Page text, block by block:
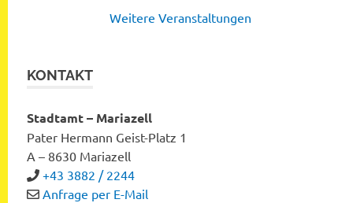
Weitere Veranstaltungen
KONTAKT
Stadtamt – Mariazell
Pater Hermann Geist-Platz 1
A – 8630 Mariazell
+43 3882 / 2244
Anfrage per E-Mail